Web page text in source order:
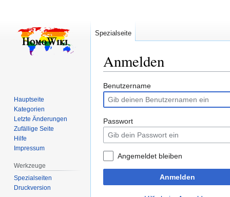
Anmelden
Zur
Navigation
springen
Zur
Suche
springen
Benutzername
Passwort
Angemeldet bleiben
Anmelden
Spezialseite
Hauptseite
Kategorien
Letzte Änderungen
Zufällige Seite
Hilfe
Impressum
Werkzeuge
Spezialseiten
Druckversion